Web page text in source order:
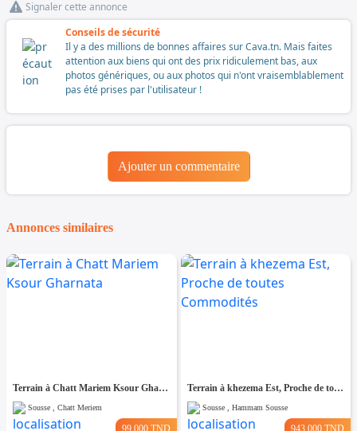
Signaler cette annonce
Conseils de sécurité
Il y a des millions de bonnes affaires sur Cava.tn. Mais faites
attention aux biens qui ont des prix ridiculement bas, aux
photos génériques, ou aux photos qui n'ont vraisemblablement
pas été prises par l'utilisateur !
Ajouter un commentaire
Annonces similaires
Terrain à Chatt Mariem Ksour Gharnata
Sousse , Chatt Meriem
99.000 TND
Terrain à khezema Est, Proche de toutes Commodités
Sousse , Hammam Sousse
943.000 TND